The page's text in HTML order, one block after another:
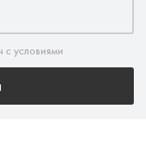
с условиями